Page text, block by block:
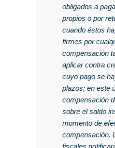
obligados a
propios o por
cuando éstos
firmes por
compensación
aplicar contra
cuyo pago se
plazos; en este
compensación
sobre el saldo
momento de
compensación.